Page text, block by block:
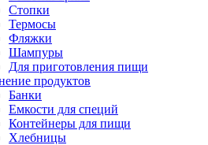
Стопки
Термосы
Фляжки
Шампуры
Для приготовления пищи
продуктов
Банки
Емкости для специй
Контейнеры для пищи
Хлебницы